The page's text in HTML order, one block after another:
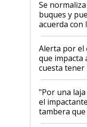
Se
buques y
acuerda con
suspende el
desregulación
Alerta por el
que impacta
cuesta tener
y el peligro
pase a ser
"Por una laja
el
tambera
tornado